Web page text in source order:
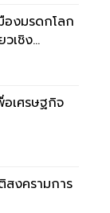
องมรดกโลก
วเชิง
เศรษฐกิจ
งครามการ